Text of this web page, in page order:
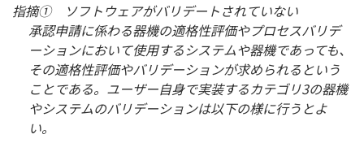
指摘① ソフトウェアがバリデートされていない
承認申請に係わる器機の適格性評価やプロセスバリデ
ーションにおいて使用するシステムや器機であっても、
その適格性評価やバリデーションが求められるという
ことである。ユーザー自身で実装するカテゴリ3の器機
やシステムのバリデーションは以下の様に行うとよ
い。